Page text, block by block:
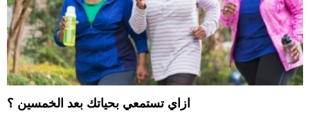
ازاي تستمعي بحياتك بعد الخمسين ؟